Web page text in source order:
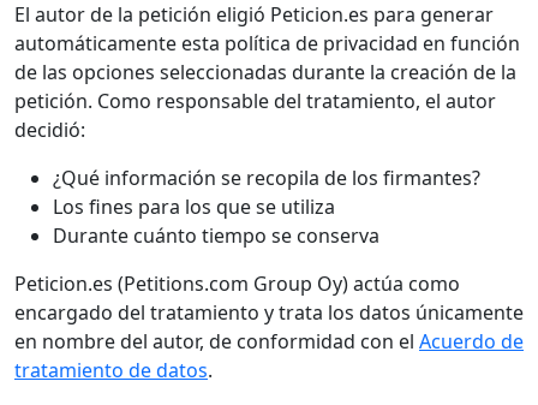
El autor de la petición eligió Peticion.es para generar
automáticamente esta política de privacidad en función
de las opciones seleccionadas durante la creación de la
petición. Como responsable del tratamiento, el autor
decidió:
¿Qué información se recopila de los firmantes?
Los fines para los que se utiliza
Durante cuánto tiempo se conserva
Peticion.es (Petitions.com Group Oy) actúa como
encargado del tratamiento y trata los datos únicamente
en nombre del autor, de conformidad con el Acuerdo de
tratamiento de datos.